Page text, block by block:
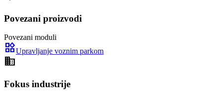
Povezani proizvodi
Povezani moduli
widgetsUpravljanje voznim parkom
domain
Fokus industrije